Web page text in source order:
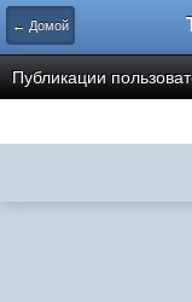
← Домой
Публикации